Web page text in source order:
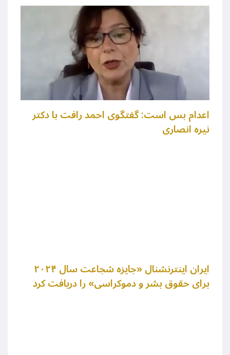
اعدام بس است:‌ گفتگوی احمد رافت با دکتر
نیره انصاری
ایران اینترنشنال «جایزه شجاعت سال ۲۰۲۴
برای حقوق بشر و دموکراسی» را دریافت کرد